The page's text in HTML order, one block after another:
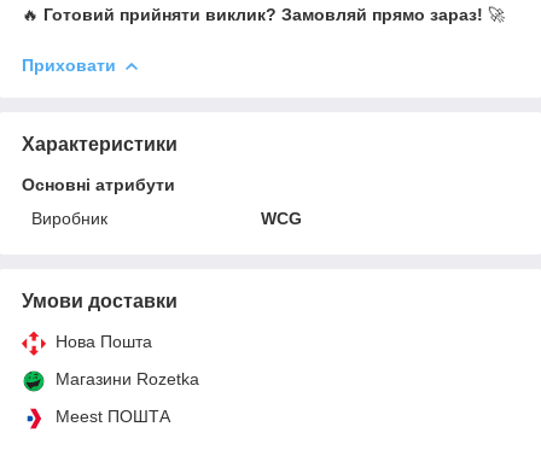
🔥 Готовий прийняти виклик? Замовляй прямо зараз! 🚀
Приховати
Характеристики
Основні атрибути
Виробник
WCG
Умови доставки
Нова Пошта
Магазини Rozetka
Meest ПОШТА